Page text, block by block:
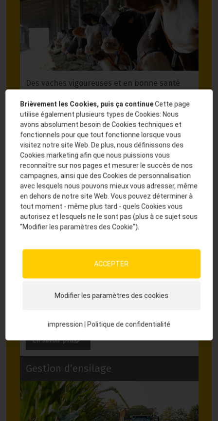
Des vaches vigoureuses et en bonne santé
Nous vous soutenons avec nos conseils.
En savoir plus
Élevage
– la fertilité et
En savoir plus
Gestion d’ensilage
Brièvement les Cookies, puis ça continueCette page
utilise également plusieurs types de Cookies: Nous
avons absolument besoin de Cookies techniques et
fonctionnels pour que tout fonctionne lorsque vous
visitez notre site Web. De plus, nous définissons des
Cookies marketing afin que nous puissions vous
reconnaître sur nos pages et mesurer le succès de nos
campagnes, ainsi que des Cookies de personnalisation
avec lesquels nous pouvons mieux vous adresser, même
en dehors de notre site Web. Vous pouvez déterminer à
tout moment - même plus tard - quels Cookies vous
autorisez et lesquels ne le sont pas (plus à ce sujet sous
"Modifier les paramètres des Cookie").
ACCEPTER
Modifier les paramètres des cookies
impression | Politique de confidentialité